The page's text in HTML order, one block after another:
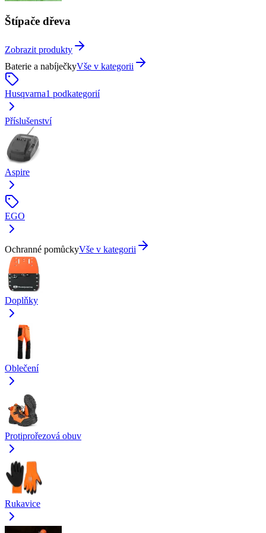
Štípače dřeva
Zobrazit produkty
Baterie a nabíječkyVše v kategorii
Husqvarna1 podkategorií
Příslušenství
Aspire
EGO
Ochranné pomůckyVše v kategorii
Doplňky
Oblečení
Protiprořezová obuv
Rukavice